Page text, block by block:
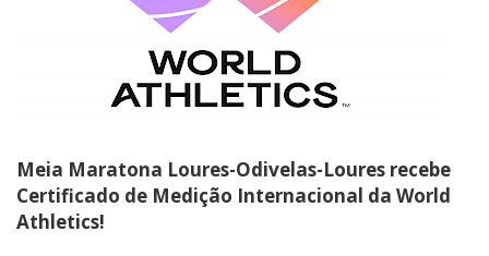
Meia Maratona Loures-Odivelas-Loures recebe
Certificado de Medição Internacional da World
Athletics!